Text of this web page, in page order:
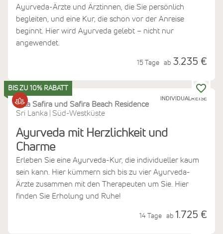
Ayurveda-Ärzte und Ärztinnen, die Sie persönlich
begleiten, und eine Kur, die schon vor der Anreise
beginnt. Hier wird Ayurveda gelebt – nicht nur
angewendet.
15 Tage ab 3.235 €
INDIVIDUALREISE
BIS ZU 10% RABATT
Villa Safira und Safira Beach Residence
Sri Lanka
Süd-Westküste
Ayurveda mit Herzlichkeit und
Charme
Erleben Sie eine Ayurveda-Kur, die individueller kaum
sein kann. Hier kümmern sich bis zu vier Ayurveda-
Ärzte zusammen mit den Therapeuten um Sie. Hier
finden Sie Erholung und Ruhe!
14 Tage ab 1.725 €